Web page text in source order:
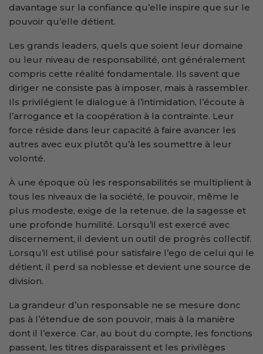
davantage sur la confiance qu’elle inspire que sur le
pouvoir qu’elle détient.
Les grands leaders, quels que soient leur domaine
ou leur niveau de responsabilité, ont généralement
compris cette réalité fondamentale. Ils savent que
diriger ne consiste pas à imposer, mais à rassembler.
Ils privilégient le dialogue à l’intimidation, l’écoute à
l’arrogance et la coopération à la contrainte. Leur
force réside dans leur capacité à faire avancer les
autres avec eux plutôt qu’à les soumettre à leur
volonté.
À une époque où les responsabilités se multiplient à
tous les niveaux de la société, le pouvoir, même le
plus modeste, exige de la retenue, de la sagesse et
une profonde humilité. Lorsqu’il est exercé avec
discernement, il devient un outil de progrès collectif.
Lorsqu’il est utilisé pour satisfaire l’ego de celui qui le
détient, il perd sa noblesse et devient une source de
division.
La grandeur d’un responsable ne se mesure donc
pas à l’étendue de son pouvoir, mais à la manière
dont il l’exerce. Car, au bout du compte, les fonctions
passent, les titres disparaissent et les privilèges